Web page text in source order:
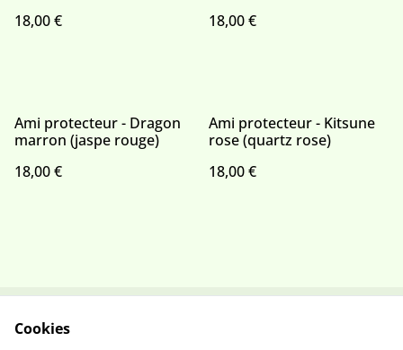
18,00 €
18,00 €
Ami protecteur - Dragon
marron (jaspe rouge)
18,00 €
Ami protecteur - Kitsune
rose (quartz rose)
18,00 €
Cookies